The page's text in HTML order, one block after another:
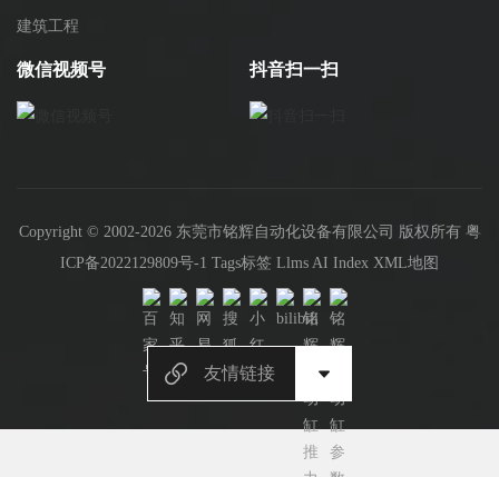
建筑工程
微信视频号 抖音扫一扫
Copyright © 2002-2026 东莞市铭辉自动化设备有限公司 版权所有 粤
ICP备2022129809号-1 Tags标签 Llms AI Index XML地图
友情链接